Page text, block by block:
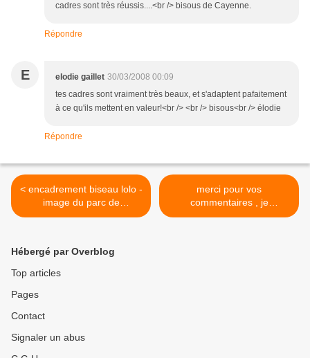
cadres sont très réussis....<br /> bisous de Cayenne.
Répondre
E elodie gaillet 30/03/2008 00:09
tes cadres sont vraiment très beaux, et s'adaptent pafaitement
à ce qu'ils mettent en valeur!<br /> <br /> bisous<br /> élodie
Répondre
< encadrement biseau lolo -
image du parc de
Montsinery
merci pour vos
commentaires , je
reponds.... >
Hébergé par Overblog
Top articles
Pages
Contact
Signaler un abus